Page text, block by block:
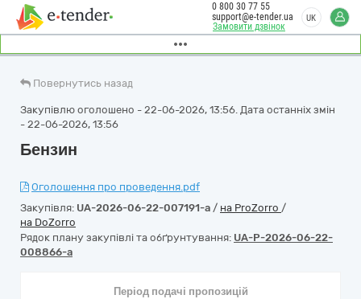
Замовити дзвінок
0 800 30 77 55
support@e-tender.ua
UK
Повернутись назад
Закупівлю оголошено - 22-06-2026, 13:56. Дата останніх змін
- 22-06-2026, 13:56
Бензин
Оголошення про проведення.pdf
Закупівля: UA-2026-06-22-007191-a / на ProZorro /
на DoZorro
Рядок плану закупівлі та обґрунтування: UA-P-2026-06-22-
008866-a
Період подачі пропозицій